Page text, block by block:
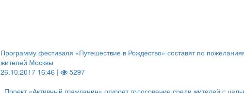
Программу фестиваля «Путешествие в Рождество» составят по
жителей Москвы
26.10.2017 16:46 |
5297